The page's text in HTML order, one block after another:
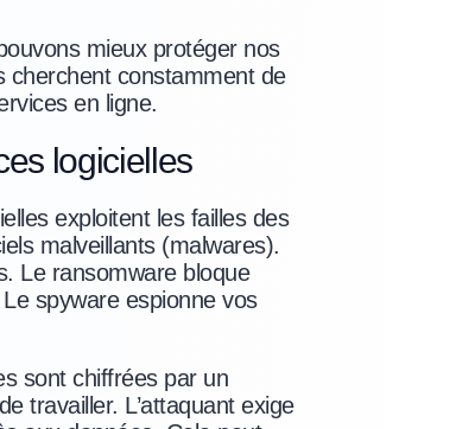
mieux protéger nos
cherchent constamment de
en ligne.
logicielles
exploitent les failles des
malveillants (malwares).
Le ransomware bloque
spyware espionne vos
sont chiffrées par un
travailler. L’attaquant exige